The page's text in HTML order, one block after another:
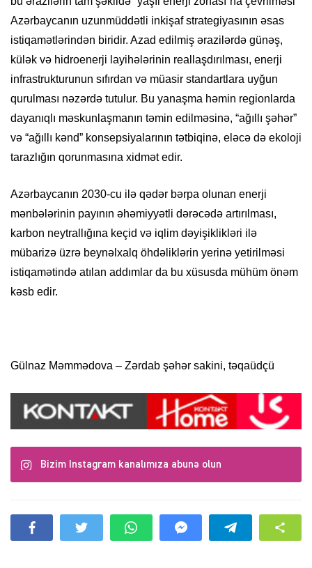
Azərbaycanın uzunmüddətli inkişaf strategiyasının əsas
istiqamətlərindən biridir. Azad edilmiş ərazilərdə günəş,
külək və hidroenerji layihələrinin reallaşdırılması, enerji
infrastrukturunun sıfırdan və müasir standartlara uyğun
qurulması nəzərdə tutulur. Bu yanaşma həmin regionlarda
dayanıqlı məskunlaşmanın təmin edilməsinə, “ağıllı şəhər”
və “ağıllı kənd” konsepsiyalarının tətbiqinə, eləcə də ekoloji
tarazlığın qorunmasına xidmət edir.
Azərbaycanın 2030-cu ilə qədər bərpa olunan enerji
mənbələrinin payının əhəmiyyətli dərəcədə artırılması,
karbon neytrallığına keçid və iqlim dəyişiklikləri ilə
mübarizə üzrə beynəlxalq öhdəliklərin yerinə yetirilməsi
istiqamətində atılan addımlar da bu xüsusda mühüm önəm
kəsb edir.
Gülnaz Məmmədova – Zərdab şəhər sakini, təqaüdçü
Bizim Instagram kanalımıza abunə olun